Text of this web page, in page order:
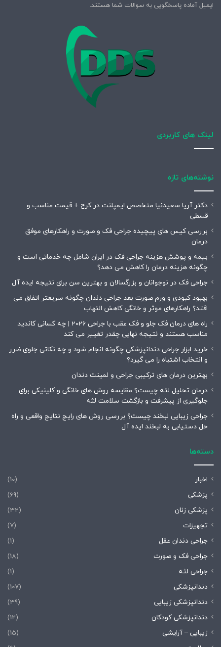
ایمیل آماده پاسخگویی به سوالات شما هستند.
لینک های کاربردی
نوشته‌های تازه
دکتر آریا سعیدنیا متخصص ایمپلنت در کرج + قیمت مناسب و
قسطی
بررسی کیس های پیچیده جراحی فک و صورت و راهکارهای موفق
درمان
بیمه و پوشش هزینه جراحی فک در ایران شامل چه خدماتی است و
چگونه هزینه درمان را کاهش می دهد؟
جراحی فک در نوجوانان و بزرگسالان و بهترین سن برای نتیجه ایده آل
بهبود کبودی و ورم صورت بعد جراحی دندان چگونه سریعتر اتفاق می
افتد؟ راهکارهای موثر و خانگی کاهش التهاب
راه های درمان فک جلو و فک عقب با جراحی 2026 | چه کسانی کاندید
مناسب هستند و نتیجه نهایی چقدر تغییر می کند
خرید ابزار جراحی دندانپزشکی چگونه انجام شود و چه نکاتی جلوی ضرر
و انتخاب اشتباه را می گیرد؟
بهترین درمان های ترکیبی جراحی و لمینت دندان
درمان تحلیل لثه چیست؟ مقایسه روش های خانگی و کلینیکی برای
جلوگیری از پیشرفت و بازگشت سلامت لثه
جراحی زیبایی لبخند چیست؟ بررسی روش های رایج نتایج واقعی و راه
حل دستیابی به لبخند ایده آل
دسته‌ها
اخبار
(10)
پزشکی
(69)
پزشکی زنان
(32)
تجهیزات
(7)
جراحی دندان عقل
(1)
جراحی فک و صورت
(18)
جراحی لثه
(1)
دندانپزشکی
(107)
دندانپزشکی زیبایی
(39)
دندانپزشکی کودکان
(12)
زیبایی – آرایشی
(15)